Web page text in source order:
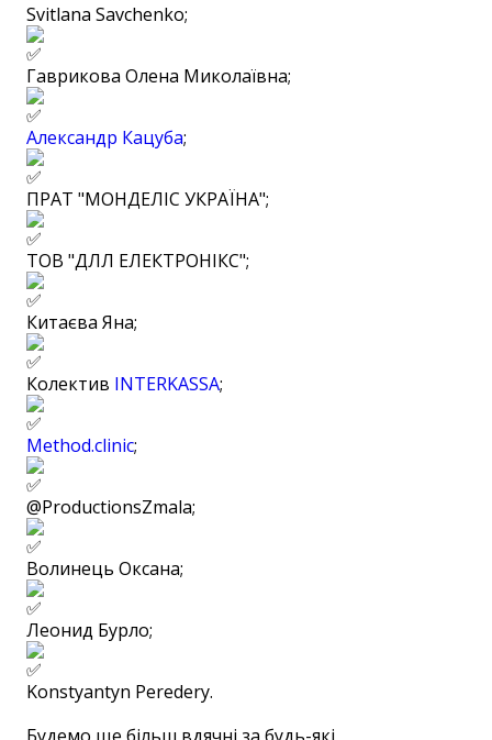
Svitlana Savchenko;
Гаврикова Олена Миколаївна;
Александр Кацуба;
ПРАТ "МОНДЕЛIС УКРАЇНА";
ТОВ "ДЛЛ ЕЛЕКТРОНIКС";
Китаєва Яна;
Колектив INTERKASSA;
Method.clinic;
@ProductionsZmala;
Волинець Оксана;
Леонид Бурло;
Konstyantyn Peredery.